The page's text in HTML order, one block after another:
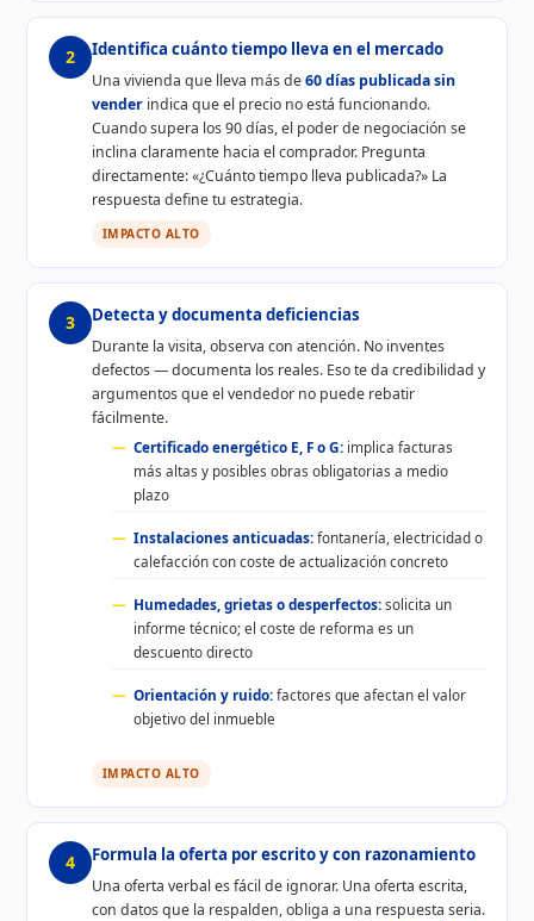
2 Identifica cuánto tiempo lleva en el mercado
Una vivienda que lleva más de60 días publicada sin
venderindica que el precio no está funcionando.
Cuando supera los 90 días, el poder de negociación se
inclina claramente hacia el comprador. Pregunta
directamente: «¿Cuánto tiempo lleva publicada?» La
respuesta define tu estrategia.
IMPACTO ALTO
3 Detecta y documenta deficiencias
Durante la visita, observa con atención. No inventes
defectos — documenta los reales. Eso te da credibilidad y
argumentos que el vendedor no puede rebatir
fácilmente.
Certificado energético E, F o G: implica facturas
más altas y posibles obras obligatorias a medio
plazo
Instalaciones anticuadas:fontanería, electricidad o
calefacción con coste de actualización concreto
Humedades, grietas o desperfectos:solicita un
informe técnico; el coste de reforma es un
descuento directo
Orientación y ruido:factores que afectan el valor
objetivo del inmueble
IMPACTO ALTO
4 Formula la oferta por escrito y con razonamiento
Una oferta verbal es fácil de ignorar. Una oferta escrita,
con datos que la respalden, obliga a una respuesta seria.